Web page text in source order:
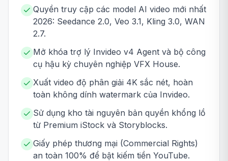
Quyền truy cập các model AI video mới nhất
2026: Seedance 2.0, Veo 3.1, Kling 3.0, WAN
2.7.
Mở khóa trợ lý Invideo v4 Agent và bộ công
cụ hậu kỳ chuyên nghiệp VFX House.
Xuất video độ phân giải 4K sắc nét, hoàn
toàn không dính watermark của Invideo.
Sử dụng kho tài nguyên bản quyền khổng lồ
từ Premium iStock và Storyblocks.
Giấy phép thương mại (Commercial Rights)
an toàn 100% để bật kiếm tiền YouTube.